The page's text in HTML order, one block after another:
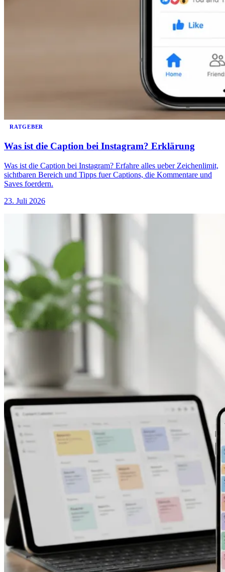
RATGEBER
Was ist die Caption bei Instagram? Erklärung
Was ist die Caption bei Instagram? Erfahre alles ueber Zeichenlimit,
sichtbaren Bereich und Tipps fuer Captions, die Kommentare und
Saves foerdern.
23. Juli 2026